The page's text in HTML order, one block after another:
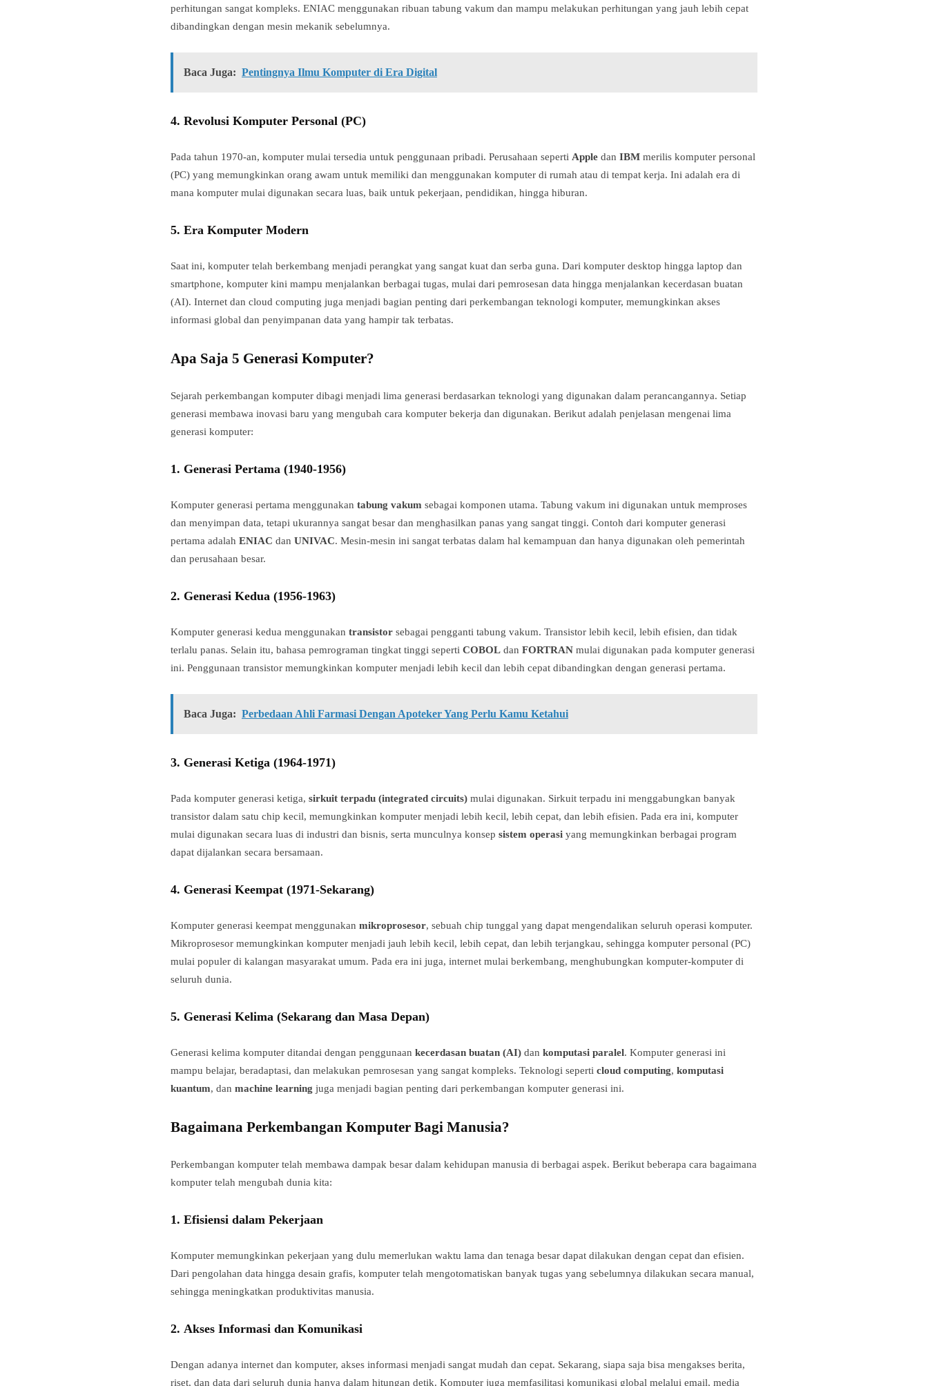
perhitungan sangat kompleks. ENIAC menggunakan ribuan tabung vakum dan mampu melakukan perhitungan yang jauh lebih cepat
dibandingkan dengan mesin mekanik sebelumnya.
Baca Juga: Pentingnya Ilmu Komputer di Era Digital
4. Revolusi Komputer Personal (PC)
Pada tahun 1970-an, komputer mulai tersedia untuk penggunaan pribadi. Perusahaan seperti Apple dan IBM merilis komputer personal
(PC) yang memungkinkan orang awam untuk memiliki dan menggunakan komputer di rumah atau di tempat kerja. Ini adalah era di
mana komputer mulai digunakan secara luas, baik untuk pekerjaan, pendidikan, hingga hiburan.
5. Era Komputer Modern
Saat ini, komputer telah berkembang menjadi perangkat yang sangat kuat dan serba guna. Dari komputer desktop hingga laptop dan
smartphone, komputer kini mampu menjalankan berbagai tugas, mulai dari pemrosesan data hingga menjalankan kecerdasan buatan
(AI). Internet dan cloud computing juga menjadi bagian penting dari perkembangan teknologi komputer, memungkinkan akses
informasi global dan penyimpanan data yang hampir tak terbatas.
Apa Saja 5 Generasi Komputer?
Sejarah perkembangan komputer dibagi menjadi lima generasi berdasarkan teknologi yang digunakan dalam perancangannya. Setiap
generasi membawa inovasi baru yang mengubah cara komputer bekerja dan digunakan. Berikut adalah penjelasan mengenai lima
generasi komputer:
1. Generasi Pertama (1940-1956)
Komputer generasi pertama menggunakan tabung vakum sebagai komponen utama. Tabung vakum ini digunakan untuk memproses
dan menyimpan data, tetapi ukurannya sangat besar dan menghasilkan panas yang sangat tinggi. Contoh dari komputer generasi
pertama adalah ENIAC dan UNIVAC. Mesin-mesin ini sangat terbatas dalam hal kemampuan dan hanya digunakan oleh pemerintah
dan perusahaan besar.
2. Generasi Kedua (1956-1963)
Komputer generasi kedua menggunakan transistor sebagai pengganti tabung vakum. Transistor lebih kecil, lebih efisien, dan tidak
terlalu panas. Selain itu, bahasa pemrograman tingkat tinggi seperti COBOL dan FORTRAN mulai digunakan pada komputer generasi
ini. Penggunaan transistor memungkinkan komputer menjadi lebih kecil dan lebih cepat dibandingkan dengan generasi pertama.
Baca Juga: Perbedaan Ahli Farmasi Dengan Apoteker Yang Perlu Kamu Ketahui
3. Generasi Ketiga (1964-1971)
Pada komputer generasi ketiga, sirkuit terpadu (integrated circuits) mulai digunakan. Sirkuit terpadu ini menggabungkan banyak
transistor dalam satu chip kecil, memungkinkan komputer menjadi lebih kecil, lebih cepat, dan lebih efisien. Pada era ini, komputer
mulai digunakan secara luas di industri dan bisnis, serta munculnya konsep sistem operasi yang memungkinkan berbagai program
dapat dijalankan secara bersamaan.
4. Generasi Keempat (1971-Sekarang)
Komputer generasi keempat menggunakan mikroprosesor, sebuah chip tunggal yang dapat mengendalikan seluruh operasi komputer.
Mikroprosesor memungkinkan komputer menjadi jauh lebih kecil, lebih cepat, dan lebih terjangkau, sehingga komputer personal (PC)
mulai populer di kalangan masyarakat umum. Pada era ini juga, internet mulai berkembang, menghubungkan komputer-komputer di
seluruh dunia.
5. Generasi Kelima (Sekarang dan Masa Depan)
Generasi kelima komputer ditandai dengan penggunaan kecerdasan buatan (AI) dan komputasi paralel. Komputer generasi ini
mampu belajar, beradaptasi, dan melakukan pemrosesan yang sangat kompleks. Teknologi seperti cloud computing, komputasi
kuantum, dan machine learning juga menjadi bagian penting dari perkembangan komputer generasi ini.
Bagaimana Perkembangan Komputer Bagi Manusia?
Perkembangan komputer telah membawa dampak besar dalam kehidupan manusia di berbagai aspek. Berikut beberapa cara bagaimana
komputer telah mengubah dunia kita:
1. Efisiensi dalam Pekerjaan
Komputer memungkinkan pekerjaan yang dulu memerlukan waktu lama dan tenaga besar dapat dilakukan dengan cepat dan efisien.
Dari pengolahan data hingga desain grafis, komputer telah mengotomatiskan banyak tugas yang sebelumnya dilakukan secara manual,
sehingga meningkatkan produktivitas manusia.
2. Akses Informasi dan Komunikasi
Dengan adanya internet dan komputer, akses informasi menjadi sangat mudah dan cepat. Sekarang, siapa saja bisa mengakses berita,
riset, dan data dari seluruh dunia hanya dalam hitungan detik. Komputer juga memfasilitasi komunikasi global melalui email, media